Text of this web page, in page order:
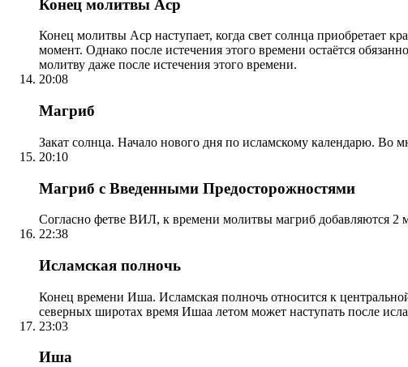
Конец молитвы Аср
Конец молитвы Аср наступает, когда свет солнца приобретает
момент. Однако после истечения этого времени остаётся
молитву даже после истечения этого времени.
20:08
Магриб
Закат солнца. Начало нового дня по исламскому календарю. Во
20:10
Магриб с Введенными Предосторожностями
Согласно фетве ВИЛ, к времени молитвы магриб добавляются 2
22:38
Исламская полночь
Конец времени Иша. Исламская полночь относится к
северных широтах время Ишаа летом может наступать после
23:03
Иша